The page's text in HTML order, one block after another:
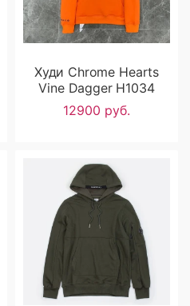
Худи Chrome Hearts
Vine Dagger H1034
12900 руб.